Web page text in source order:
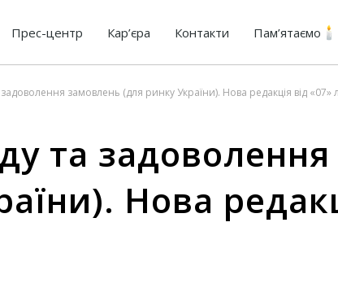
Прес-центр Кар’єра Контакти Пам’ятаємо
замовлень (для ринку України). Нова редакція від «07»
та задоволення
Нова